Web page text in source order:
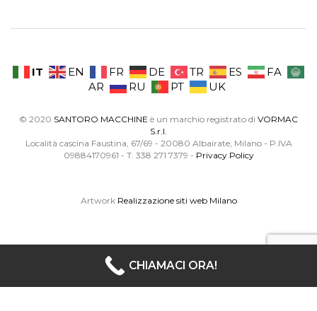
IT EN FR DE TR ES
FA
AR
RU PT UK
© 2020 SANTORO MACCHINE è un marchio registrato di VORMAC
S.r.l.
Località cascina Faustina, 67/69 - 20080 Albairate, Milano - P.IVA
09884170961 - T. 338 271 7379 - Privacy Policy
Artwork Realizzazione siti web Milano
CHIAMACI ORA!